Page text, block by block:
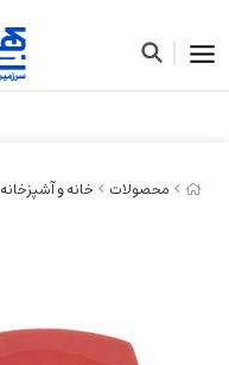
محصولات خانه و آشپزخانه